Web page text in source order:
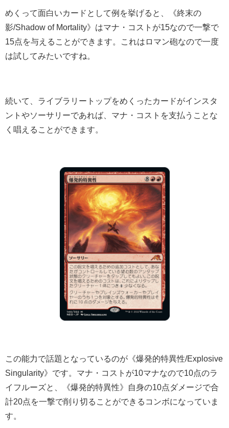
めくって面白いカードとして例を挙げると、《終末の
影/Shadow of Mortality》はマナ・コストが15なので一撃で
15点を与えることができます。これはロマン砲なので一度
は試してみたいですね。
続いて、ライブラリートップをめくったカードがインスタ
ントやソーサリーであれば、マナ・コストを支払うことな
く唱えることができます。
この能力で話題となっているのが《爆発的特異性/Explosive
Singularity》です。マナ・コストが10マナなので10点のラ
イフルーズと、《爆発的特異性》自身の10点ダメージで合
計20点を一撃で削り切ることができるコンボになっていま
す。